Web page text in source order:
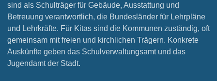
sind als Schulträger für Gebäude, Ausstattung und
Betreuung verantwortlich, die Bundesländer für Lehrpläne
und Lehrkräfte. Für Kitas sind die Kommunen zuständig, oft
gemeinsam mit freien und kirchlichen Trägern. Konkrete
Auskünfte geben das Schulverwaltungsamt und das
Jugendamt der Stadt.